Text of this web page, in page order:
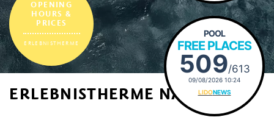
POOL
FREE PLACES
509/613
09/08/2026 10:24
LIDONEWS
ERLEBNISTHERME NATURNS
OPENING
HOURS &
PRICES
ERLEBNISTHERME